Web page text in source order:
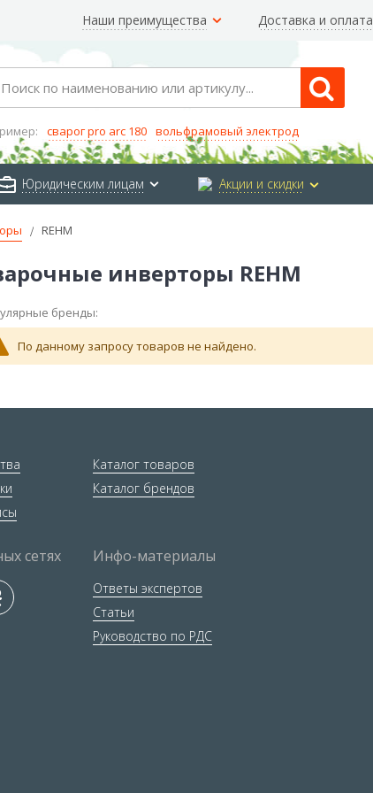
Наши преимущества Доставка и оплата
сварог pro arc 180 вольфрамовый электрод
Юридическим лицам Акции и скидки
REHM
инверторы REHM
бренды:
По данному запросу товаров не найдено.
Каталог товаров
Каталог брендов
сетях Инфо-материалы
Ответы экспертов
Статьи
Руководство по РДС